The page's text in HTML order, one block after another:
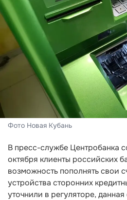
Фото Новая Кубань
В пресс-службе Центробанка
октября клиенты российских
возможность пополнять свои
устройства сторонних
уточнили в регуляторе, данная